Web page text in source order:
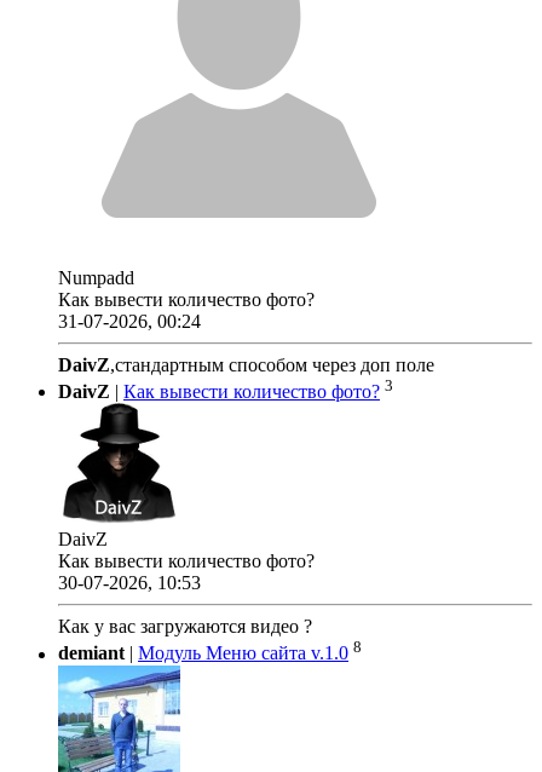
Numpadd
Как вывести количество фото?
31-07-2026, 00:24
DaivZ,стандартным способом через доп поле
DaivZ | Как вывести количество фото? 3
DaivZ
Как вывести количество фото?
30-07-2026, 10:53
Как у вас загружаются видео ?
demiant| Модуль Меню сайта v.1.0 8